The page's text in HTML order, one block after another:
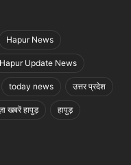
Hapur News
Hapur Update News
today news उत्तर प्रदेश
खबरें हापुड़ हापुड़